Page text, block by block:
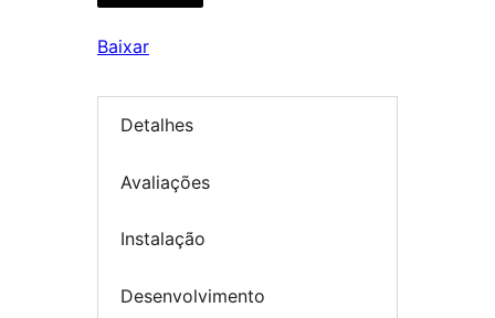
Baixar
Detalhes
Avaliações
Instalação
Desenvolvimento